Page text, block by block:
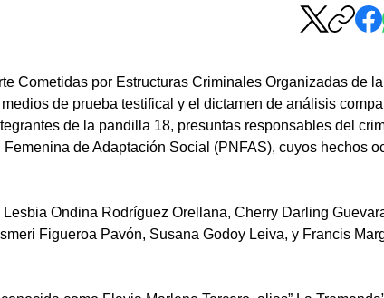
Cometidas por Estructuras Criminales Organizadas de
de prueba testifical y el dictamen de análisis
de la pandilla 18, presuntas responsables del
de Adaptación Social (PNFAS), cuyos hechos
Ondina Rodríguez Orellana, Cherry Darling
Figueroa Pavón, Susana Godoy Leiva, y Francis